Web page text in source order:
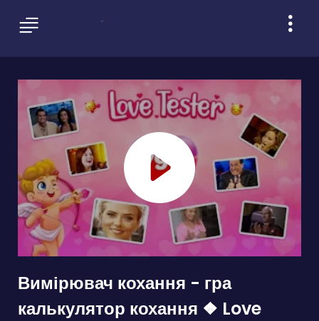
Вимірювач кохання - гра
калькулятор кохання ❖ Love